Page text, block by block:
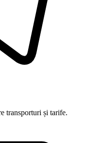
transporturi și tarife.